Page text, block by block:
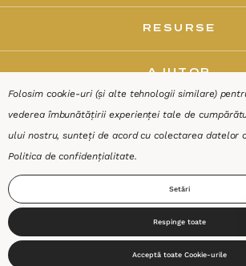
RESURSE
AJUTOR
DESPRE
Folosim cookie-uri (și alte tehnologii similare)
vederea îmbunătățirii experienței tale de
ului nostru, sunteți de acord cu colectarea datelor
Politica de confidențialitate.
Setări
Respinge toate
Acceptă toate Cookie-urile